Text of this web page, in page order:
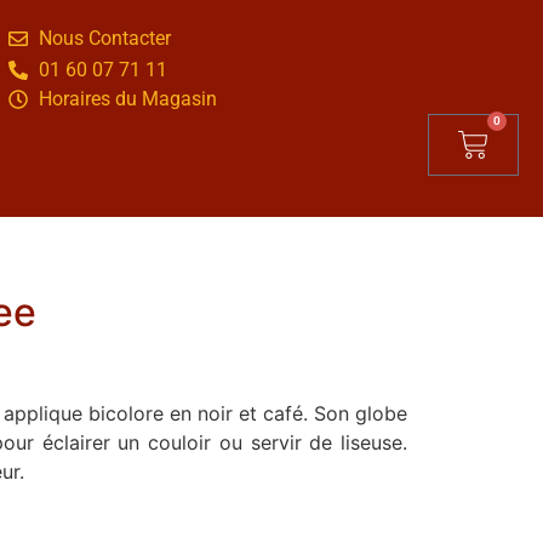
Nous Contacter
01 60 07 71 11
Horaires du Magasin
0
bicolore en noir et café. Son globe
éclairer un couloir ou servir de liseuse.